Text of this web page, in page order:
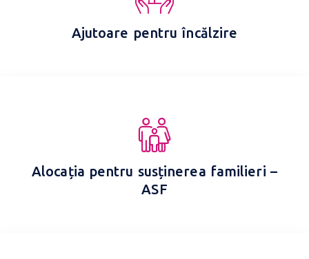
Ajutoare pentru încălzire
Alocația pentru susținerea familieri –
ASF